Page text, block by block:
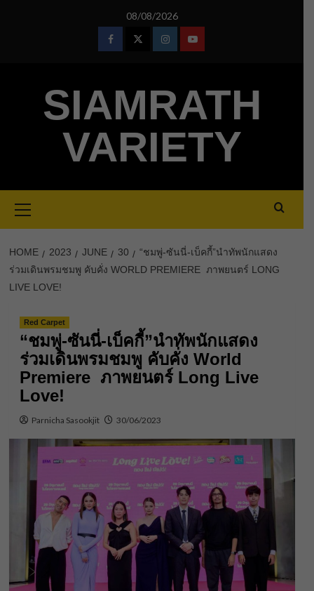
08/08/2026
FacebookTwitterInstagramYoutube
SIAMRATH
VARIETY
Menu
HOME 2023 JUNE 30
“ชมพู่-ซันนี่-เบ็คกี้”นำทัพนักแสดง
ร่วมเดินพรมชมพู คับคั่ง WORLD PREMIERE ภาพยนตร์ LONG
LIVE LOVE!
Red Carpet
“ชมพู่-ซันนี่-เบ็คกี้”นำทัพนักแสดง
ร่วมเดินพรมชมพู คับคั่ง World
Premiere ภาพยนตร์ Long Live
Love!
Parnicha Sasookjit 30/06/2023